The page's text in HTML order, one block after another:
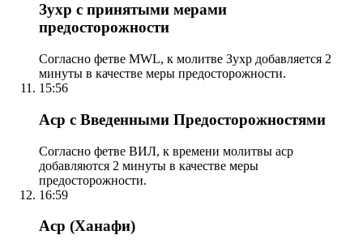
Зухр с принятыми мерами
предосторожности
Согласно фетве MWL, к молитве Зухр добавляется 2
минуты в качестве меры предосторожности.
15:56
Аср с Введенными Предосторожностями
Согласно фетве ВИЛ, к времени молитвы аср
добавляются 2 минуты в качестве меры
предосторожности.
16:59
Аср (Ханафи)